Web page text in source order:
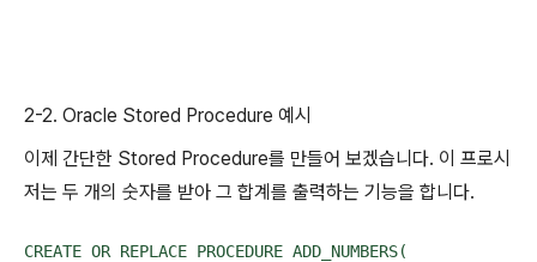
2-2. Oracle Stored Procedure 예시
이제 간단한 Stored Procedure를 만들어 보겠습니다. 이 프로시
저는 두 개의 숫자를 받아 그 합계를 출력하는 기능을 합니다.
CREATE OR REPLACE PROCEDURE ADD_NUMBERS(